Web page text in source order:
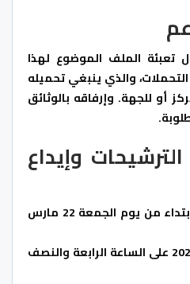
الملف الموضوع لهذا
والذي ينبغي تحميله
أو للجهة. وإرفاقه بالوثائق
وإيداع
سيبدأ تلقي طلبات الدعم ابتداء من يوم الجمعة 22 مارس
إلى يوم الأربعاء 17 أبريل 2024 على الساعة الرابعة والنصف